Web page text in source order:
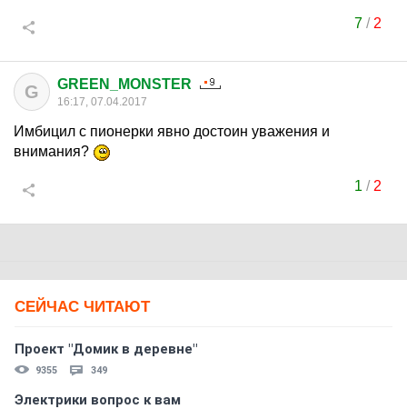
7/ 2
G GREEN_MONSTER
16:17, 07.04.2017
Имбицил с пионерки явно достоин уважения и
внимания?
1 / 2
СЕЙЧАС ЧИТАЮТ
Проект "Домик в деревне"
9355 349
Электрики вопрос к вам